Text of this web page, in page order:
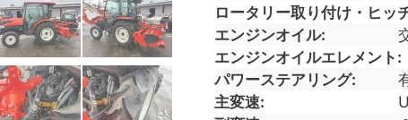
ロータリー取り付け・ヒッ
エンジンオイル
エンジンオイルエレメント
パワーステアリング
主変速